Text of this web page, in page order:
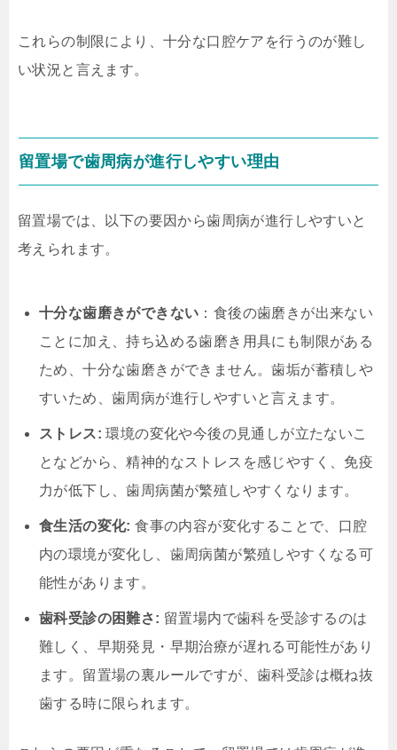
これらの制限により、十分な口腔ケアを行うのが難し
い状況と言えます。
留置場で歯周病が進行しやすい理由
留置場では、以下の要因から歯周病が進行しやすいと
考えられます。
十分な歯磨きができない ：食後の歯磨きが出来ない
ことに加え、持ち込める歯磨き用具にも制限がある
ため、十分な歯磨きができません。歯垢が蓄積しや
すいため、歯周病が進行しやすいと言えます。
ストレス: 環境の変化や今後の見通しが立たないこ
となどから、精神的なストレスを感じやすく、免疫
力が低下し、歯周病菌が繁殖しやすくなります。
食生活の変化: 食事の内容が変化することで、口腔
内の環境が変化し、歯周病菌が繁殖しやすくなる可
能性があります。
歯科受診の困難さ: 留置場内で歯科を受診するのは
難しく、早期発見・早期治療が遅れる可能性があり
ます。留置場の裏ルールですが、歯科受診は概ね抜
歯する時に限られます。